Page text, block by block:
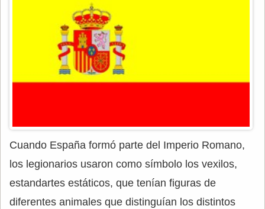
Cuando España formó parte del Imperio Romano,
los legionarios usaron como símbolo los vexilos,
estandartes estáticos, que tenían figuras de
diferentes animales que distinguían los distintos